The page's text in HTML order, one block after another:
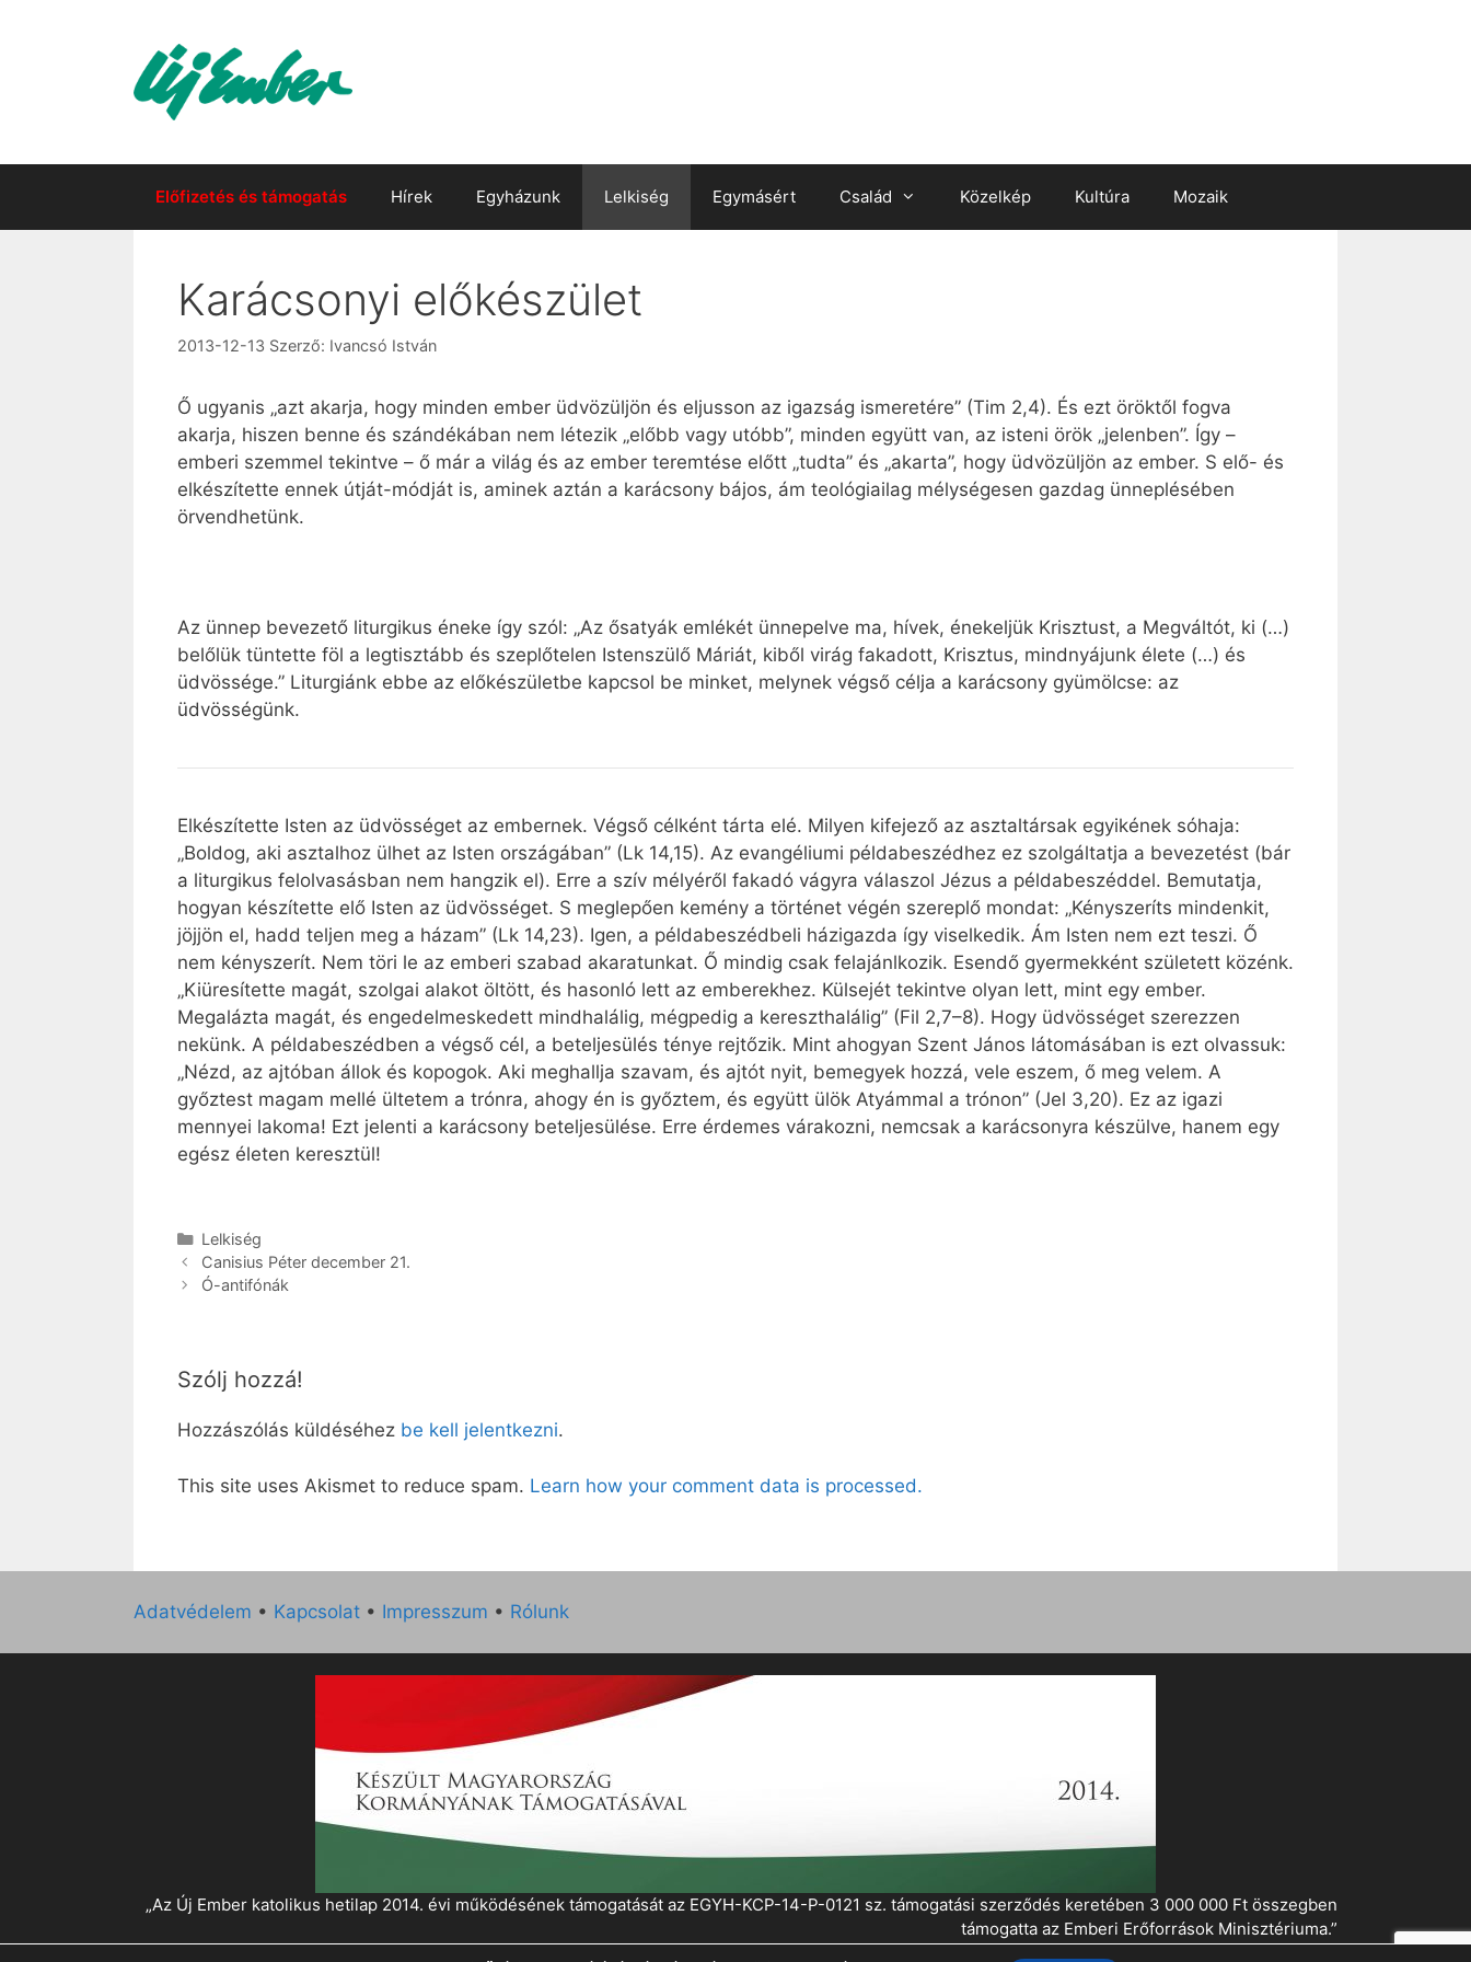
Előfizetés és támogatás Hírek Egyházunk Lelkiség Egymásért Család Közelkép Kultúra Mozaik
Karácsonyi előkészület
2013-12-13 Szerző: Ivancsó István
Ő ugyanis „azt akarja, hogy minden ember üdvözüljön és eljusson az igazság ismeretére” (Tim 2,4). És ezt öröktől fogva
akarja, hiszen benne és szándékában nem létezik „előbb vagy utóbb”, minden együtt van, az isteni örök „jelenben”. Így –
emberi szemmel tekintve – ő már a világ és az ember teremtése előtt „tudta” és „akarta”, hogy üdvözüljön az ember. S elő- és
elkészítette ennek útját-módját is, aminek aztán a karácsony bájos, ám teológiailag mélységesen gazdag ünneplésében
örvendhetünk.
Az ünnep bevezető liturgikus éneke így szól: „Az ősatyák emlékét ünnepelve ma, hívek, énekeljük Krisztust, a Megváltót, ki (…)
belőlük tüntette föl a legtisztább és szeplőtelen Istenszülő Máriát, kiből virág fakadott, Krisztus, mindnyájunk élete (…) és
üdvössége.” Liturgiánk ebbe az előkészületbe kapcsol be minket, melynek végső célja a karácsony gyümölcse: az
üdvösségünk.
Elkészítette Isten az üdvösséget az embernek. Végső célként tárta elé. Milyen kifejező az asztaltársak egyikének sóhaja:
„Boldog, aki asztalhoz ülhet az Isten országában” (Lk 14,15). Az evangéliumi példabeszédhez ez szolgáltatja a bevezetést (bár
a liturgikus felolvasásban nem hangzik el). Erre a szív mélyéről fakadó vágyra válaszol Jézus a példabeszéddel. Bemutatja,
hogyan készítette elő Isten az üdvösséget. S meglepően kemény a történet végén szereplő mondat: „Kényszeríts mindenkit,
jöjjön el, hadd teljen meg a házam” (Lk 14,23). Igen, a példabeszédbeli házigazda így viselkedik. Ám Isten nem ezt teszi. Ő
nem kényszerít. Nem töri le az emberi szabad akaratunkat. Ő mindig csak felajánlkozik. Esendő gyermekként született közénk.
„Kiüresítette magát, szolgai alakot öltött, és hasonló lett az emberekhez. Külsejét tekintve olyan lett, mint egy ember.
Megalázta magát, és engedelmeskedett mindhalálig, mégpedig a kereszthalálig” (Fil 2,7–8). Hogy üdvösséget szerezzen
nekünk. A példabeszédben a végső cél, a beteljesülés ténye rejtőzik. Mint ahogyan Szent János látomásában is ezt olvassuk:
„Nézd, az ajtóban állok és kopogok. Aki meghallja szavam, és ajtót nyit, bemegyek hozzá, vele eszem, ő meg velem. A
győztest magam mellé ültetem a trónra, ahogy én is győztem, és együtt ülök Atyámmal a trónon” (Jel 3,20). Ez az igazi
mennyei lakoma! Ezt jelenti a karácsony beteljesülése. Erre érdemes várakozni, nemcsak a karácsonyra készülve, hanem egy
egész életen keresztül!
Kategória
Lelkiség
Canisius Péter december 21.
Ó-antifónák
Szólj hozzá!
Hozzászólás küldéséhez be kell jelentkezni.
This site uses Akismet to reduce spam. Learn how your comment data is processed.
Adatvédelem • Kapcsolat • Impresszum • Rólunk
„Az Új Ember katolikus hetilap 2014. évi működésének támogatását az EGYH-KCP-14-P-0121 sz. támogatási szerződés keretében 3 000 000 Ft összegben
támogatta az Emberi Erőforrások Minisztériuma.”